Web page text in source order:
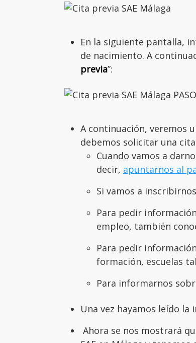
En la siguiente pantalla,
de nacimiento. A
previa”:
A continuación, veremos
debemos solicitar una cita
Cuando vamos a
decir, apuntarnos al
Si vamos a
Para pedir
empleo, también
Para pedir
formación, escuelas
Para informarnos
Una vez hayamos leído la
Ahora se nos mostrará